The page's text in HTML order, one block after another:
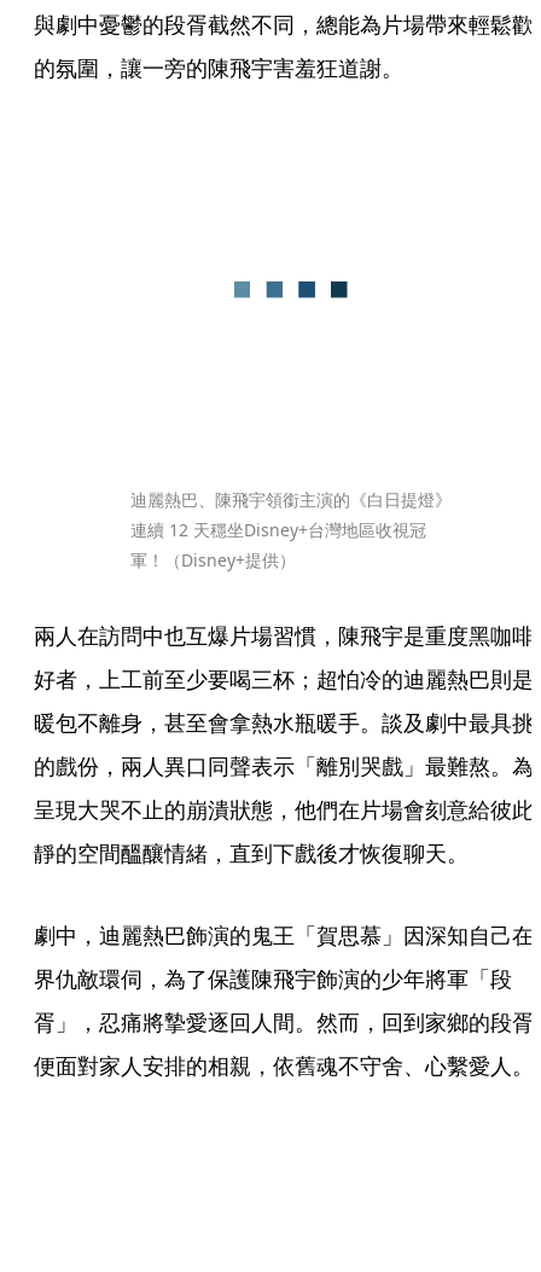
與劇中憂鬱的段胥截然不同，總能為片場帶來輕鬆歡
的氛圍，讓一旁的陳飛宇害羞狂道謝。
迪麗熱巴、陳飛宇領銜主演的《白日提燈》
連續 12 天穩坐Disney+台灣地區收視冠
軍！（Disney+提供）
兩人在訪問中也互爆片場習慣，陳飛宇是重度黑咖啡
好者，上工前至少要喝三杯；超怕冷的迪麗熱巴則是
暖包不離身，甚至會拿熱水瓶暖手。談及劇中最具挑
的戲份，兩人異口同聲表示「離別哭戲」最難熬。為
呈現大哭不止的崩潰狀態，他們在片場會刻意給彼此
靜的空間醞釀情緒，直到下戲後才恢復聊天。
劇中，迪麗熱巴飾演的鬼王「賀思慕」因深知自己在
界仇敵環伺，為了保護陳飛宇飾演的少年將軍「段
胥」，忍痛將摯愛逐回人間。然而，回到家鄉的段胥
便面對家人安排的相親，依舊魂不守舍、心繫愛人。